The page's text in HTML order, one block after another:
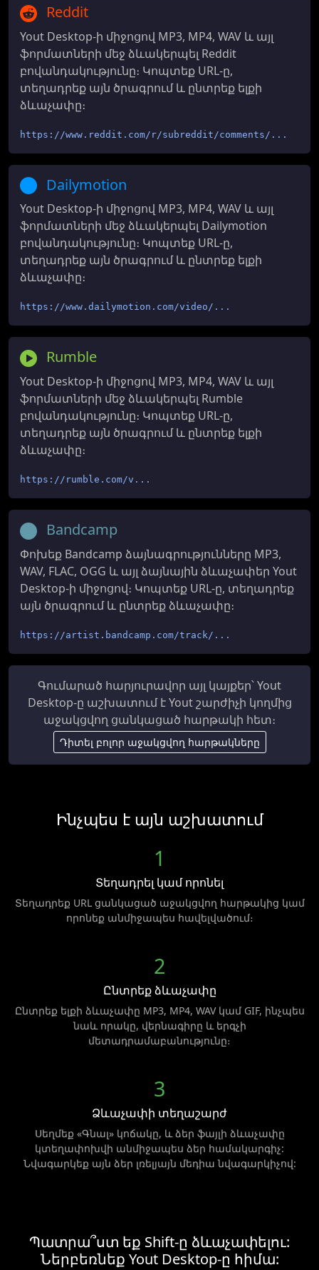
Reddit
Yout Desktop-ի միջոցով MP3, MP4, WAV և այլ
ֆորմատների մեջ ձևակերպել Reddit
բովանդակությունը։ Կոպտեք URL-ը,
տեղադրեք այն ծրագրում և ընտրեք ելքի
ձևաչափը։
https://www.reddit.com/r/subreddit/comments/...
Dailymotion
Yout Desktop-ի միջոցով MP3, MP4, WAV և այլ
ֆորմատների մեջ ձևակերպել Dailymotion
բովանդակությունը։ Կոպտեք URL-ը,
տեղադրեք այն ծրագրում և ընտրեք ելքի
ձևաչափը։
https://www.dailymotion.com/video/...
Rumble
Yout Desktop-ի միջոցով MP3, MP4, WAV և այլ
ֆորմատների մեջ ձևակերպել Rumble
բովանդակությունը։ Կոպտեք URL-ը,
տեղադրեք այն ծրագրում և ընտրեք ելքի
ձևաչափը։
https://rumble.com/v...
Bandcamp
Փոխեք Bandcamp ձայնագրությունները MP3,
WAV, FLAC, OGG և այլ ձայնային ձևաչափեր Yout
Desktop-ի միջոցով։ Կոպտեք URL-ը, տեղադրեք
այն ծրագրում և ընտրեք ձևաչափը։
https://artist.bandcamp.com/track/...
Գումարած հարյուրավոր այլ կայքեր՝ Yout
Desktop-ը աշխատում է Yout շարժիչի կողմից
աջակցվող ցանկացած հարթակի հետ։
Դիտել բոլոր աջակցվող հարթակները
Ինչպես է այն աշխատում
1
Տեղադրել կամ որոնել
Տեղադրեք URL ցանկացած աջակցվող հարթակից կամ
որոնեք անմիջապես հավելվածում։
2
Ընտրեք ձևաչափը
Ընտրեք ելքի ձևաչափը MP3, MP4, WAV կամ GIF, ինչպես
նաև որակը, վերնագիրը և երգչի
մետադրամաբանությունը։
3
Ձևաչափի տեղաշարժ
Սեղմեք «Գնալ» կոճակը, և ձեր ֆայլի ձևաչափը
կտեղափոխվի անմիջապես ձեր համակարգիչ:
Նվագարկեք այն ձեր լռելյայն մեդիա նվագարկիչով:
Պատրա՞ստ եք Shift-ը ձևաչափելու:
Ներբեռնեք Yout Desktop-ը հիմա: